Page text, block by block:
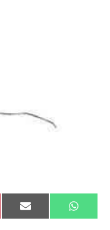
C
o
E
m
C
o
W
h